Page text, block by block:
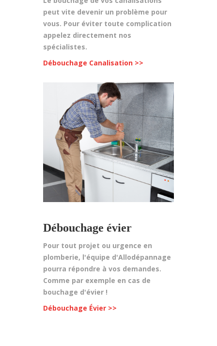
peut vite devenir un problème pour
vous. Pour éviter toute complication
appelez directement nos
spécialistes.
Débouchage Canalisation >>
Débouchage évier
Pour tout projet ou urgence en
plomberie, l'équipe d'Allodépannage
pourra répondre à vos demandes.
Comme par exemple en cas de
bouchage d'évier !
Débouchage Évier >>